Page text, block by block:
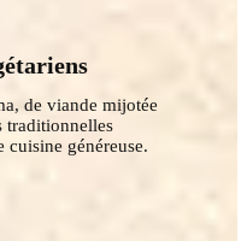
de viande mijotée
traditionnelles
cuisine généreuse.